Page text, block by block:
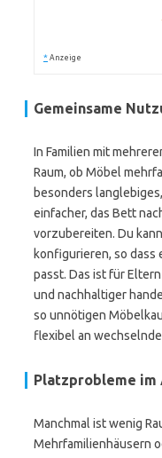
* Anzeige
Gemeinsame
In Familien mit
Raum, ob Möbel
besonders
einfacher, das Bett
vorzubereiten. Du
konfigurieren, so dass
passt. Das ist für
und nachhaltiger
so unnötigen
flexibel an
Platzprobleme
Manchmal ist wenig
Mehrfamilienhäusern